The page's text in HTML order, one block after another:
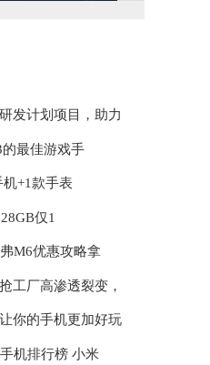
发计划项目，助力
最佳游戏手
机+1款手表
仅1
M6优惠攻略拿
工厂高渗透裂变，
你的手机更加好玩
机排行榜 小米